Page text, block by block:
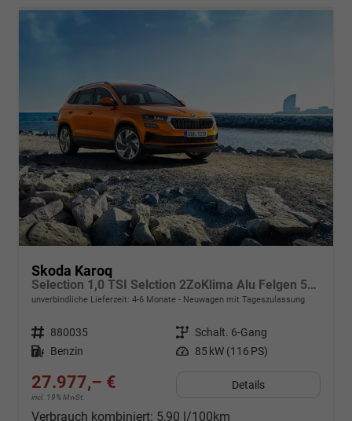
Skoda Karoq
Selection 1,0 TSI Selction 2ZoKlima Alu Felgen 5J Garantie Sitzheizung LED Scheinwerfer Tempomat
unverbindliche Lieferzeit: 4-6 Monate Neuwagen mit Tageszulassung
Fahrzeugnr. 880035 Getriebe Schalt. 6-Gang
Kraftstoff Benzin Leistung 85 kW (116 PS)
27.977,– €
incl. 19% MwSt.
Details
Verbrauch kombiniert: 5,90 l/100km